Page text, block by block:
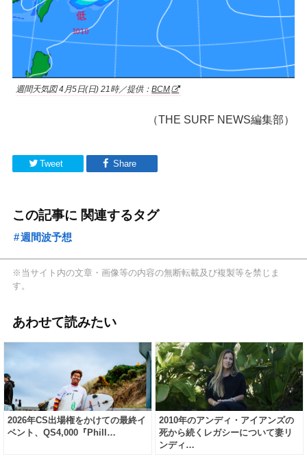
週間天気図 4月5日(日) 21時／提供：BCM
（THE SURF NEWS編集部）
Tweet Share
この記事に 関連するタグ
週間波予想
※当サイト内の文章・画像等の内容の無断転載及び複製等を禁じま
す。
あわせて読みたい
2026年CS出場権をかけての最終イ
ベント、QS4,000『Phill…
2010年のアンディ・アイアンズの
死から続くレガシーについて妻リ
ンディ…